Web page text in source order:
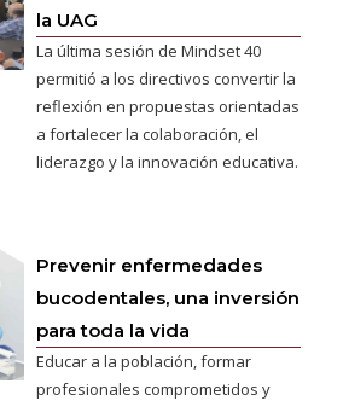
la UAG
La última sesión de Mindset 40
permitió a los directivos convertir la
reflexión en propuestas orientadas
a fortalecer la colaboración, el
liderazgo y la innovación educativa.
Prevenir enfermedades
bucodentales, una inversión
para toda la vida
Educar a la población, formar
profesionales comprometidos y